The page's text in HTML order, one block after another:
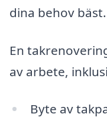
dina behov bäst.
En
av arbete,
Byte av